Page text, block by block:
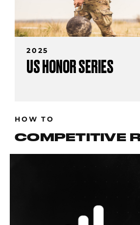
2025
US HONOR SERIES
HOW TO
COMPETITIVE